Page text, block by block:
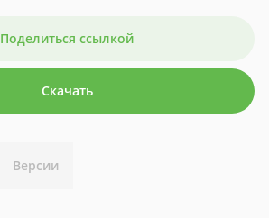
Поделиться ссылкой
Скачать
Версии